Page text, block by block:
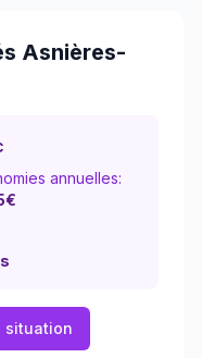
Asnières-
annuelles:
€
situation